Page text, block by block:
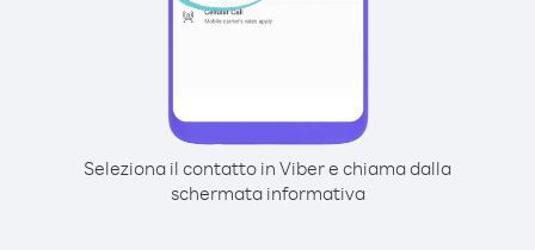
Seleziona il contatto in Viber e chiama dalla
schermata informativa